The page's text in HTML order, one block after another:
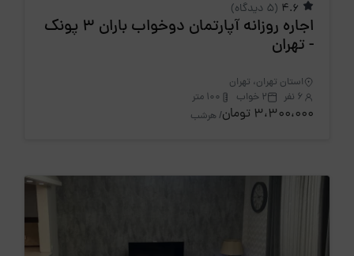
(5 دیدگاه)
اجاره روزانه آپارتمان دوخواب باران 3 پونک
- تهران
استان تهران، تهران
6 نفر
2 خواب 100 متر
3،300،000 تومان / هرشب